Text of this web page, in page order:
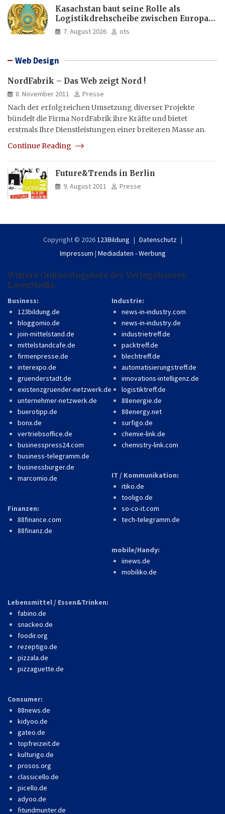
Kasachstan baut seine Rolle als
Logistikdrehscheibe zwischen Europa
und Asien aus
7. August 2026 ots
Web Design
NordFabrik – Das Web zeigt Nord !
8. November 2011
Presse
Nach der erfolgreichen Umsetzung diverser Projekte
bündelt die Firma NordFabrik ihre Kräfte und bietet
erstmals Ihre Dienstleistungen einer breiteren Masse an.
Continue Reading
Future&Trends in Berlin
9. August 2011 Presse
Copyright © 2026123Bildung
Datenschutz
Impressum | Mediadaten - Werbung
Weitere Online-Angebote des Verlagshauses
LayerMedia:
Business:
123bildung.de
bloggomio.de
join-mittelstand.de
mittelstandcafe.de
firmenpresse.de
interexpo.de
gruenderstadt.de
existenzgruender-netzwerk.de
unternehmer-netzwerk.de
buerotipp.de
bonx.de
vertriebsoffice.de
businesspress24.com
business-telegramm.de
businessburger.de
marcomio.de
Finanzen:
88finance.com
88finanz.de
Industrie:
news-in-industry.com
news-in-industry.de
industrietreff.de
packtreff.de
blechtreff.de
automatisierungstreff.de
innovations-intelligenz.de
logistiktreff.de
88energie.de
88energy.net
surfigo.de
chemie-link.de
chemistry-link.com
IT / Kommunikation:
itiko.de
tooligo.de
so-co-it.com
tech-telegramm.de
mobile/Handy:
iinews.de
mobiliko.de
Lebensmittel / Essen&Trinken:
fabino.de
snackeo.de
foodir.org
rezeptigo.de
pizzala.de
pizzaguette.de
Consumer:
88news.de
kidyoo.de
gateo.de
topfreizeit.de
kulturigo.de
prosos.org
classicello.de
picello.de
adyoo.de
fitundmunter.de